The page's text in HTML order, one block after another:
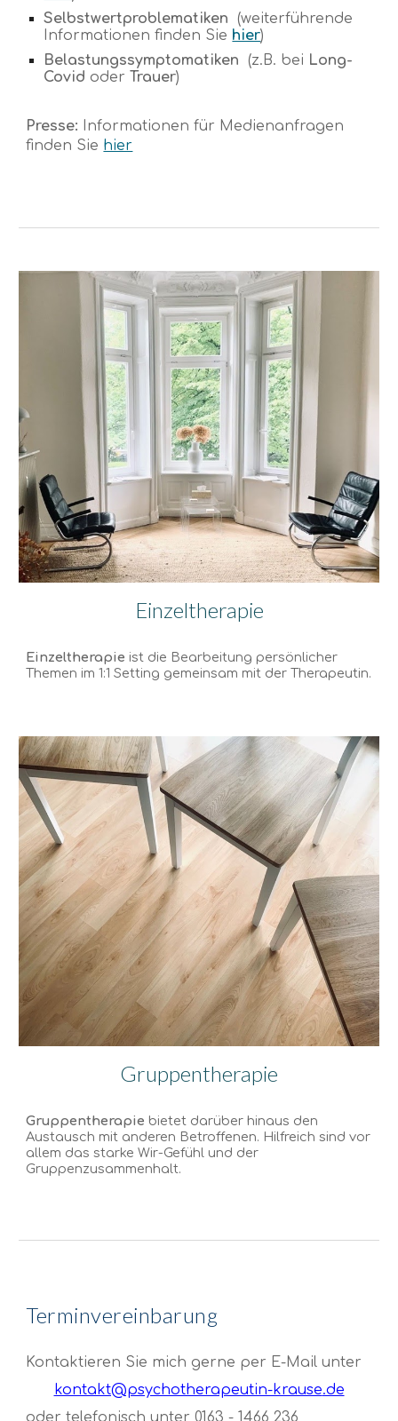
Selbstwertproblematiken (weiterführende
Informationen finden Sie hier)
Belastungssymptomatiken
(z.B. bei Long-
Covidoder Trauer)
Presse:
Informationen für Medienanfragen
finden Sie hier
Einzeltherapie
Einzeltherapie ist die Bearbeitung persönlicher
Themen im 1:1 Setting gemeinsam mit der Therapeutin.
Gruppentherapie
Gruppentherapie bietet darüber hinaus den
Austausch mit anderen Betroffenen. Hilfreich sind vor
allem das starke Wir-Gefühl und der
Gruppenzusammenhalt.
Terminvereinbarung
Kontaktieren Sie mich gerne per E-Mail unter
kontakt@psychotherapeutin-krause.de
oder telefonisch unter 0163 - 1466 236